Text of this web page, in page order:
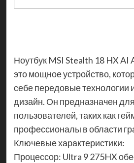
Ноутбук MSI Stealth 18 HX AI
это мощное устройство,
себе передовые технологии
дизайн. Он предназначен
пользователей, таких как
профессионалы в области
Ключевые характеристики:
Процессор: Ultra 9 275HX